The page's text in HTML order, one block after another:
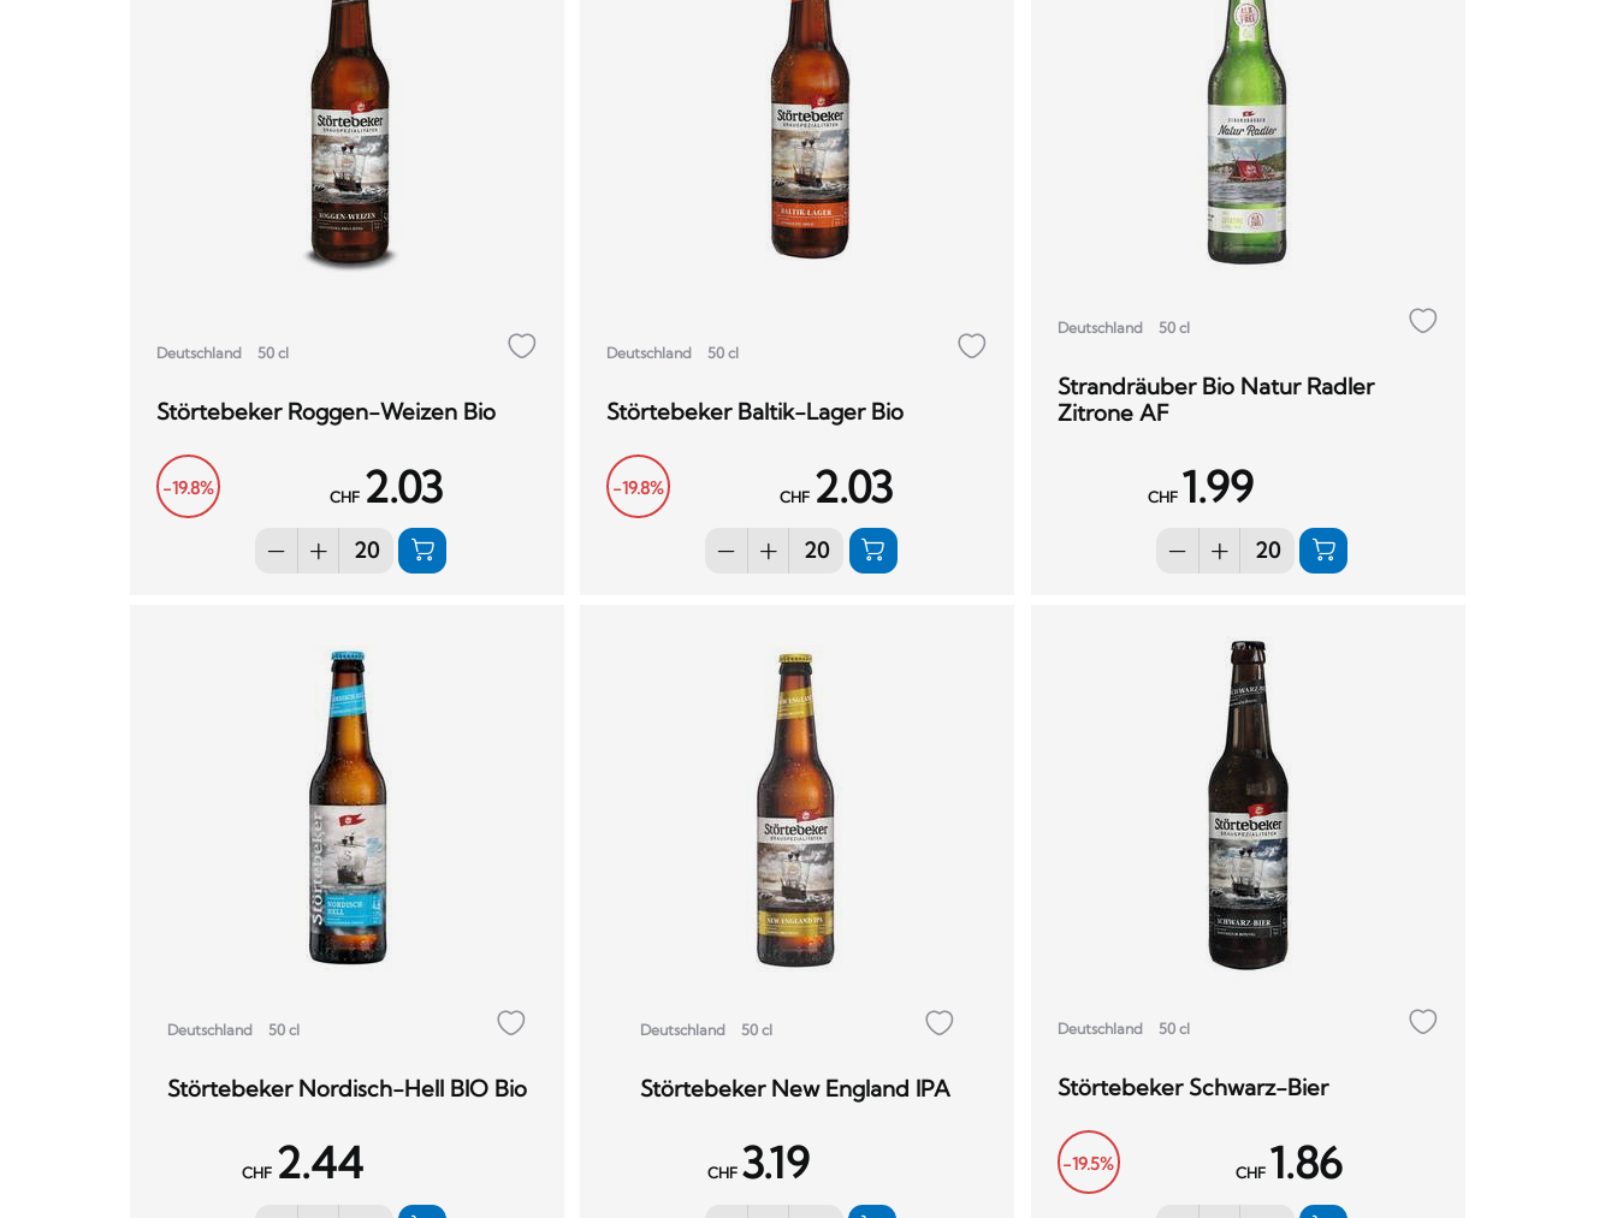
Deutschland 50 cl
Störtebeker Roggen-Weizen Bio
-19.8% CHF 2.03
Deutschland 50 cl
Störtebeker Baltik-Lager Bio
-19.8% CHF 2.03
Deutschland 50 cl
Strandräuber Bio Natur Radler
Zitrone AF
CHF 1.99
Deutschland 50 cl
Störtebeker Nordisch-Hell BIO Bio
CHF 2.44
Deutschland 50 cl
Störtebeker New England IPA
CHF 3.19
Deutschland 50 cl
Störtebeker Schwarz-Bier
-19.5% CHF 1.86